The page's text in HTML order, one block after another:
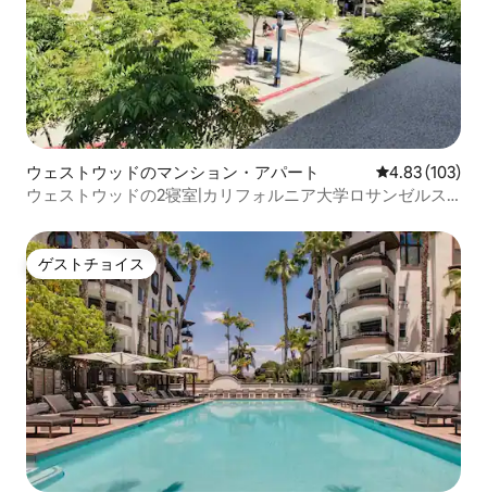
ウェストウッドのマンション・アパート レビュー103
4.83 (103)
ウェストウッドの2寝室|カリフォルニア大学ロサンゼルス
ゲストチョイス
ゲストチョイス